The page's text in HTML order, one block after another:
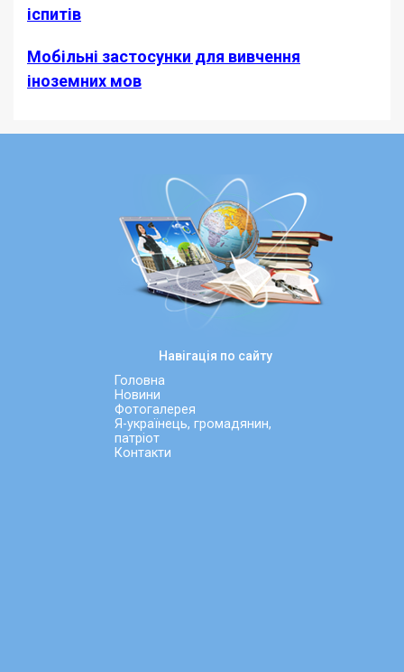
іспитів
Мобільні застосунки для вивчення
іноземних мов
Навігація по сайту
Головна
Новини
Фотогалерея
Я-українець, громадянин,
патріот
Контакти